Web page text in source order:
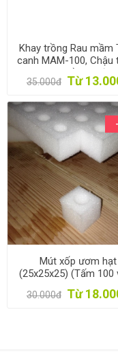
Khay trồng Rau mầm
canh MAM-100, Chậu
Rau mầm 2 lớp
35.000đ Từ
Mút xốp ươm hạt
(25x25x25) (Tấm 100
30.000đ Từ